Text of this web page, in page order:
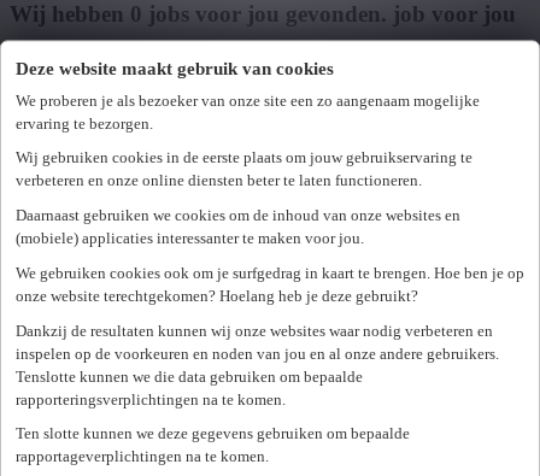
Deze website maakt gebruik van cookies
We proberen je als bezoeker van onze site een zo aangenaam mogelijke
ervaring te bezorgen.
Wij gebruiken cookies in de eerste plaats om jouw gebruikservaring te
verbeteren en onze online diensten beter te laten functioneren.
Daarnaast gebruiken we cookies om de inhoud van onze websites en
(mobiele) applicaties interessanter te maken voor jou.
We gebruiken cookies ook om je surfgedrag in kaart te brengen. Hoe ben je op
onze website terechtgekomen? Hoelang heb je deze gebruikt?
Dankzij de resultaten kunnen wij onze websites waar nodig verbeteren en
inspelen op de voorkeuren en noden van jou en al onze andere gebruikers.
Tenslotte kunnen we die data gebruiken om bepaalde
rapporteringsverplichtingen na te komen.
Ten slotte kunnen we deze gegevens gebruiken om bepaalde
rapportageverplichtingen na te komen.
Zoek op functie, jobtitel, bedrijf,...
Postcode of gemeente
Zoek vacatures
Mijn gekozen filters
Wis alle filters
Provincie
+ Toon meer - Toon minder
Wij hebben 0 jobs voor jou gevonden. job voor jou
gevonden
U hebt geen toegang tot deze pagina of bent niet langer aangemeld.
Opnieuw aanmelden.
Sluiten
Je hebt0van0jobs gezien.